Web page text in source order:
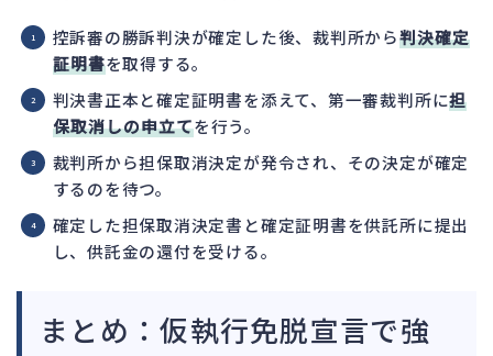
控訴審の勝訴判決が確定した後、裁判所から判決確定
証明書を取得する。
判決書正本と確定証明書を添えて、第一審裁判所に担
保取消しの申立てを行う。
裁判所から担保取消決定が発令され、その決定が確定
するのを待つ。
確定した担保取消決定書と確定証明書を供託所に提出
し、供託金の還付を受ける。
まとめ：仮執行免脱宣言で強